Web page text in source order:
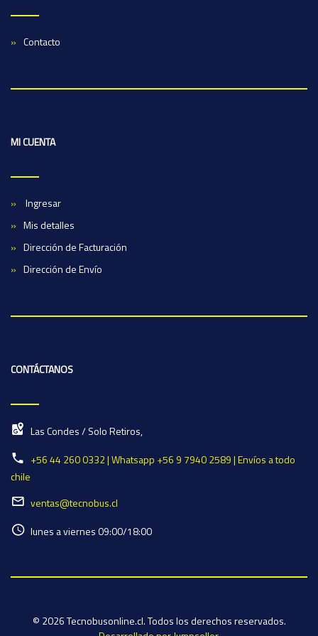
Contacto
MI CUENTA
Ingresar
Mis detalles
Dirección de Facturación
Dirección de Envío
CONTÁCTANOS
Las Condes / Solo Retiros,
+56 44 260 0332 | Whatsapp +56 9 7940 2589 | Envíos a todo
chile
ventas@tecnobus.cl
lunes a viernes 09:00/18:00
© 2026 Tecnobusonline.cl. Todos los derechos reservados.